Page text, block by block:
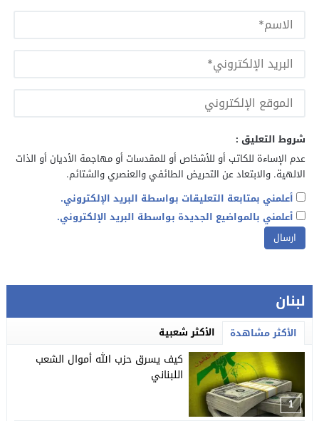
شروط التعليق :
عدم الإساءة للكاتب أو للأشخاص أو للمقدسات أو مهاجمة الأديان أو الذات
الالهية. والابتعاد عن التحريض الطائفي والعنصري والشتائم.
أعلمني بمتابعة التعليقات بواسطة البريد الإلكتروني.
أعلمني بالمواضيع الجديدة بواسطة البريد الإلكتروني.
لبنان
الأكثر مشاهدة الأكثر شعبية
1
كيف يسرق حزب الله أموال الشعب
اللبناني